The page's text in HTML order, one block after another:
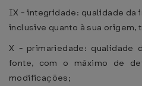
IX - integridade: qualidade da
inclusive quanto à sua origem,
X - primariedade: qualidade
fonte, com o máximo de
modificações;